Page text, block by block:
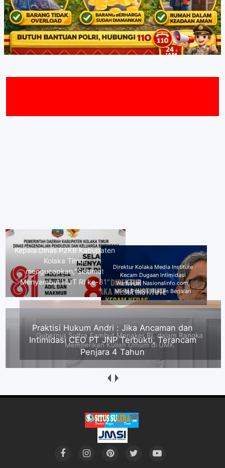
Direktur Kolaka Media Institute
Kecam Dugaan Intimidasi
Wartawan Nasionalinfo.com,
Minta Proses Hukum Berjalan
Gubernur Sultra Sambut Menaker
RI, dalam Rangka Memberikan
Kuliah Umum di UMK
Praktisi Hukum Andri : Jika Ancaman dan
Intimidasi CEO PT JNP Terbukti, Terancam
Penjara 4 Tahun